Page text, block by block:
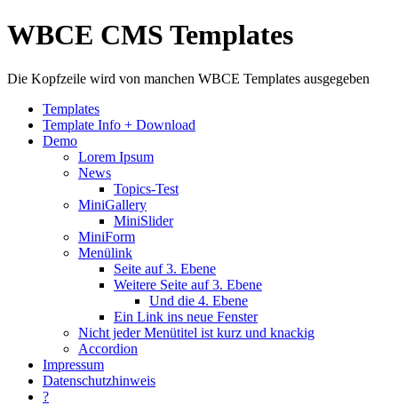
WBCE CMS Templates
Die Kopfzeile wird von manchen WBCE Templates ausgegeben
Templates
Template Info + Download
Demo
Lorem Ipsum
News
Topics-Test
MiniGallery
MiniSlider
MiniForm
Menülink
Seite auf 3. Ebene
Weitere Seite auf 3. Ebene
Und die 4. Ebene
Ein Link ins neue Fenster
Nicht jeder Menütitel ist kurz und knackig
Accordion
Impressum
Datenschutzhinweis
?